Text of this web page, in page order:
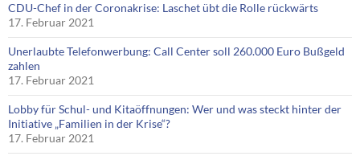
CDU-Chef in der Coronakrise: Laschet übt die Rolle rückwärts
17. Februar 2021
Unerlaubte Telefonwerbung: Call Center soll 260.000 Euro Bußgeld
zahlen
17. Februar 2021
Lobby für Schul- und Kitaöffnungen: Wer und was steckt hinter der
Initiative „Familien in der Krise“?
17. Februar 2021